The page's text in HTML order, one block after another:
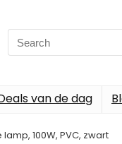
Search
for:
van de dag
lamp, 100W, PVC, zwart